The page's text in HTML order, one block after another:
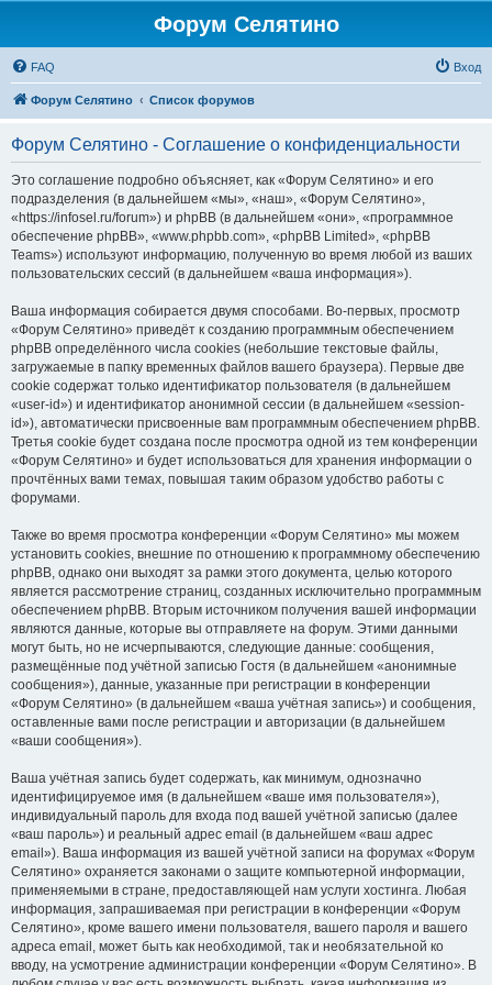
Форум Селятино
FAQ Вход
Форум Селятино Список форумов
Форум Селятино - Соглашение о конфиденциальности
Это соглашение подробно объясняет, как «Форум Селятино» и его
подразделения (в дальнейшем «мы», «наш», «Форум Селятино»,
«https://infosel.ru/forum») и phpBB (в дальнейшем «они», «программное
обеспечение phpBB», «www.phpbb.com», «phpBB Limited», «phpBB
Teams») используют информацию, полученную во время любой из ваших
пользовательских сессий (в дальнейшем «ваша информация»).
Ваша информация собирается двумя способами. Во-первых, просмотр
«Форум Селятино» приведёт к созданию программным обеспечением
phpBB определённого числа cookies (небольшие текстовые файлы,
загружаемые в папку временных файлов вашего браузера). Первые две
cookie содержат только идентификатор пользователя (в дальнейшем
«user-id») и идентификатор анонимной сессии (в дальнейшем «session-
id»), автоматически присвоенные вам программным обеспечением phpBB.
Третья cookie будет создана после просмотра одной из тем конференции
«Форум Селятино» и будет использоваться для хранения информации о
прочтённых вами темах, повышая таким образом удобство работы с
форумами.
Также во время просмотра конференции «Форум Селятино» мы можем
установить cookies, внешние по отношению к программному обеспечению
phpBB, однако они выходят за рамки этого документа, целью которого
является рассмотрение страниц, созданных исключительно программным
обеспечением phpBB. Вторым источником получения вашей информации
являются данные, которые вы отправляете на форум. Этими данными
могут быть, но не исчерпываются, следующие данные: сообщения,
размещённые под учётной записью Гостя (в дальнейшем «анонимные
сообщения»), данные, указанные при регистрации в конференции
«Форум Селятино» (в дальнейшем «ваша учётная запись») и сообщения,
оставленные вами после регистрации и авторизации (в дальнейшем
«ваши сообщения»).
Ваша учётная запись будет содержать, как минимум, однозначно
идентифицируемое имя (в дальнейшем «ваше имя пользователя»),
индивидуальный пароль для входа под вашей учётной записью (далее
«ваш пароль») и реальный адрес email (в дальнейшем «ваш адрес
email»). Ваша информация из вашей учётной записи на форумах «Форум
Селятино» охраняется законами о защите компьютерной информации,
применяемыми в стране, предоставляющей нам услуги хостинга. Любая
информация, запрашиваемая при регистрации в конференции «Форум
Селятино», кроме вашего имени пользователя, вашего пароля и вашего
адреса email, может быть как необходимой, так и необязательной ко
вводу, на усмотрение администрации конференции «Форум Селятино». В